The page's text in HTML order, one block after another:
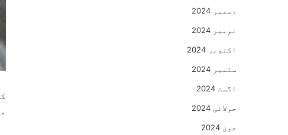
دسمبر 2024
نومبر 2024
اکتوبر 2024
ستمبر 2024
اگست 2024
جولائی 2024
جون 2024